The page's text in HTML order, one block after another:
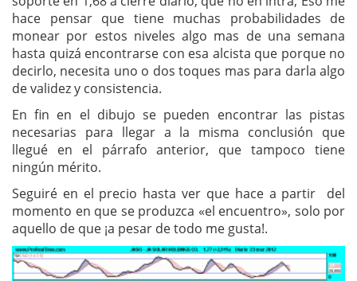
hace pensar que tiene muchas probabilidades de
monear por estos niveles algo mas de una semana
hasta quizá encontrarse con esa alcista que porque no
decirlo, necesita uno o dos toques mas para darla algo
de validez y consistencia.
En fin en el dibujo se pueden encontrar las pistas
necesarias para llegar a la misma conclusión que
llegué en el párrafo anterior, que tampoco tiene
ningún mérito.
Seguiré en el precio hasta ver que hace a partir del
momento en que se produzca «el encuentro», solo por
aquello de que ¡a pesar de todo me gusta!.